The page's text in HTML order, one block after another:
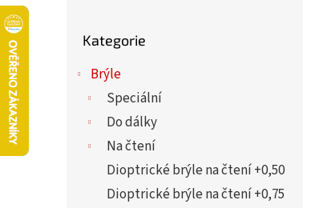
kategorie
Kategorie
Brýle
Speciální
Do dálky
Na čtení
Dioptrické brýle na čtení +0,50
Dioptrické brýle na čtení +0,75